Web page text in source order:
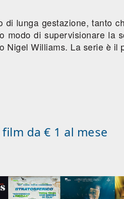
di lunga gestazione, tanto
modo di supervisionare la
Nigel Williams. La serie è il
da € 1 al mese